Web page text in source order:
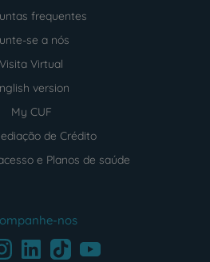
frequentes
se a nós
Visita Virtual
version
My CUF
de Crédito
e Planos de saúde
nos
LinkedInTikTokYoutube